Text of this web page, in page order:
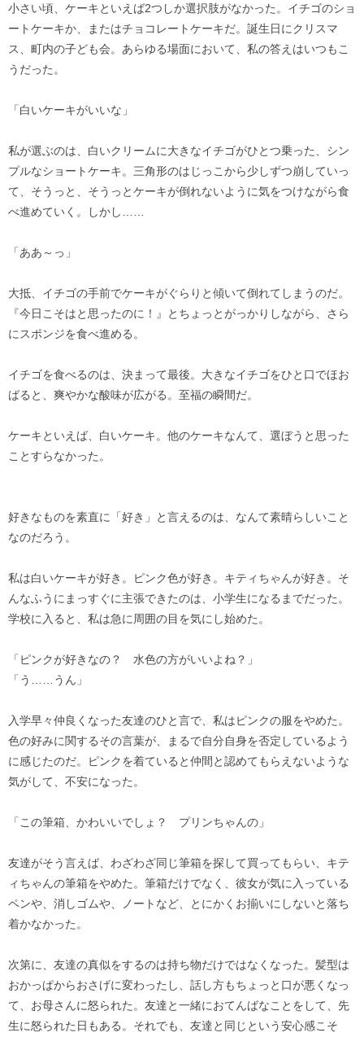
小さい頃、ケーキといえば2つしか選択肢がなかった。イチゴのショ
ートケーキか、またはチョコレートケーキだ。誕生日にクリスマ
ス、町内の子ども会。あらゆる場面において、私の答えはいつもこ
うだった。
「白いケーキがいいな」
私が選ぶのは、白いクリームに大きなイチゴがひとつ乗った、シン
プルなショートケーキ。三角形のはじっこから少しずつ崩していっ
て、そうっと、そうっとケーキが倒れないように気をつけながら食
べ進めていく。しかし……
「ああ～っ」
大抵、イチゴの手前でケーキがぐらりと傾いて倒れてしまうのだ。
『今日こそはと思ったのに！』とちょっとがっかりしながら、さら
にスポンジを食べ進める。
イチゴを食べるのは、決まって最後。大きなイチゴをひと口でほお
ばると、爽やかな酸味が広がる。至福の瞬間だ。
ケーキといえば、白いケーキ。他のケーキなんて、選ぼうと思った
ことすらなかった。
好きなものを素直に「好き」と言えるのは、なんて素晴らしいこと
なのだろう。
私は白いケーキが好き。ピンク色が好き。キティちゃんが好き。そ
んなふうにまっすぐに主張できたのは、小学生になるまでだった。
学校に入ると、私は急に周囲の目を気にし始めた。
「ピンクが好きなの？ 水色の方がいいよね？」
「う……うん」
入学早々仲良くなった友達のひと言で、私はピンクの服をやめた。
色の好みに関するその言葉が、まるで自分自身を否定しているよう
に感じたのだ。ピンクを着ていると仲間と認めてもらえないような
気がして、不安になった。
「この筆箱、かわいいでしょ？ プリンちゃんの」
友達がそう言えば、わざわざ同じ筆箱を探して買ってもらい、キテ
ィちゃんの筆箱をやめた。筆箱だけでなく、彼女が気に入っている
ペンや、消しゴムや、ノートなど、とにかくお揃いにしないと落ち
着かなかった。
次第に、友達の真似をするのは持ち物だけではなくなった。髪型は
おかっぱからおさげに変わったし、話し方もちょっと口が悪くなっ
て、お母さんに怒られた。友達と一緒におてんばなことをして、先
生に怒られた日もある。それでも、友達と同じという安心感こそ